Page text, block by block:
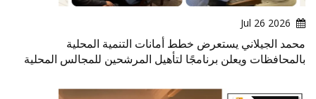
2026 Jul 26
محمد الجيلاني يستعرض خطط أمانات التنمية المحلية
بالمحافظات ويعلن برنامجًا لتأهيل المرشحين للمجالس المحلية